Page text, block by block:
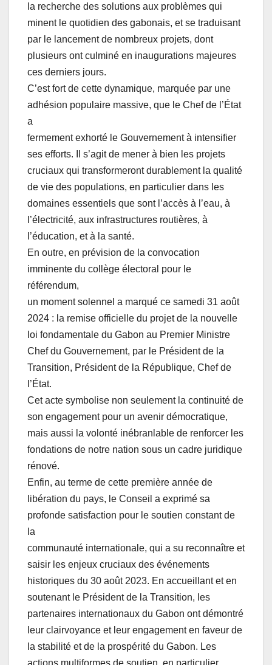
la recherche des solutions aux problèmes qui
minent le quotidien des gabonais, et se traduisant
par le lancement de nombreux projets, dont
plusieurs ont culminé en inaugurations majeures
ces derniers jours.
C’est fort de cette dynamique, marquée par une
adhésion populaire massive, que le Chef de l’État
a
fermement exhorté le Gouvernement à intensifier
ses efforts. Il s’agit de mener à bien les projets
cruciaux qui transformeront durablement la qualité
de vie des populations, en particulier dans les
domaines essentiels que sont l’accès à l’eau, à
l’électricité, aux infrastructures routières, à
l’éducation, et à la santé.
En outre, en prévision de la convocation
imminente du collège électoral pour le
référendum,
un moment solennel a marqué ce samedi 31 août
2024 : la remise officielle du projet de la nouvelle
loi fondamentale du Gabon au Premier Ministre
Chef du Gouvernement, par le Président de la
Transition, Président de la République, Chef de
l’État.
Cet acte symbolise non seulement la continuité de
son engagement pour un avenir démocratique,
mais aussi la volonté inébranlable de renforcer les
fondations de notre nation sous un cadre juridique
rénové.
Enfin, au terme de cette première année de
libération du pays, le Conseil a exprimé sa
profonde satisfaction pour le soutien constant de
la
communauté internationale, qui a su reconnaître et
saisir les enjeux cruciaux des événements
historiques du 30 août 2023. En accueillant et en
soutenant le Président de la Transition, les
partenaires internationaux du Gabon ont démontré
leur clairvoyance et leur engagement en faveur de
la stabilité et de la prospérité du Gabon. Les
actions multiformes de soutien, en particulier